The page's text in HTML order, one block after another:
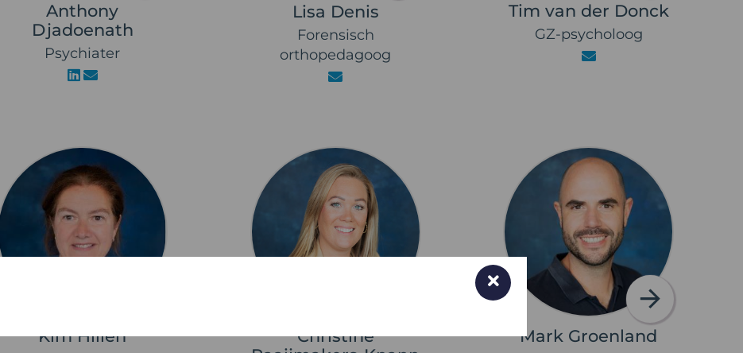
Anthony
Djadoenath
Psychiater
Lisa Denis
Forensisch
orthopedagoog
Tim van der Donck
GZ-psycholoog
Kim Hillen
Christine
Mark Groenland